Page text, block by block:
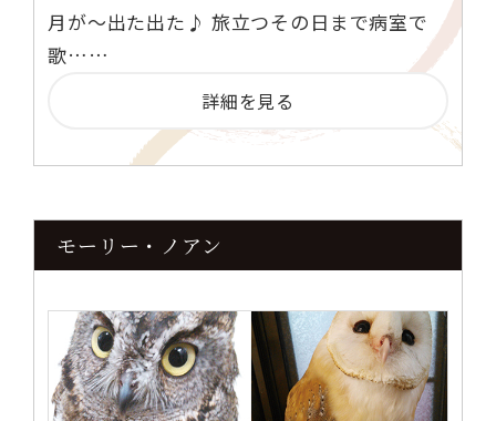
月が～出た出た♪ 旅立つその日まで病室で
歌……
詳細を見る
モーリー・ノアン